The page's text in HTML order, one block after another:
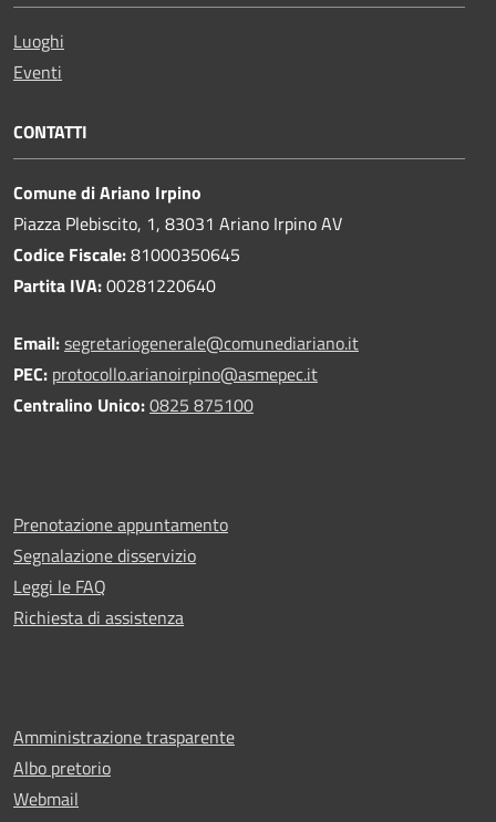
Luoghi
Eventi
CONTATTI
Comune di Ariano Irpino
Piazza Plebiscito, 1, 83031 Ariano Irpino AV
Codice Fiscale:81000350645
Partita IVA:00281220640
Email:segretariogenerale@comunediariano.it
PEC: protocollo.arianoirpino@asmepec.it
Centralino Unico:0825 875100
Prenotazione appuntamento
Segnalazione disservizio
Leggi le FAQ
Richiesta di assistenza
Amministrazione trasparente
Albo pretorio
Webmail